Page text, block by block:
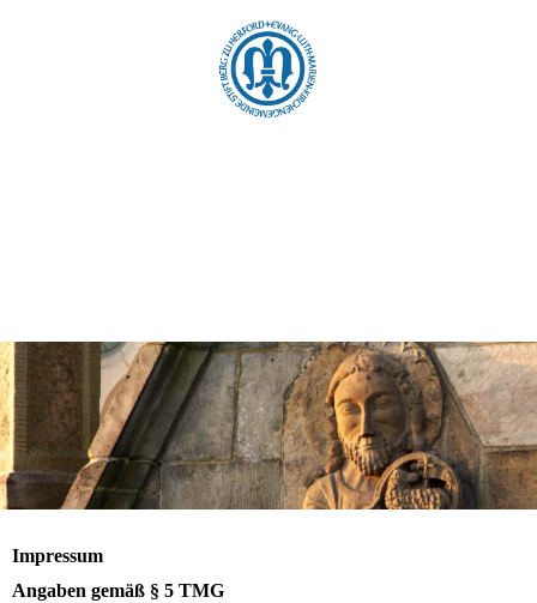
Impressum
Angaben gemäß § 5 TMG